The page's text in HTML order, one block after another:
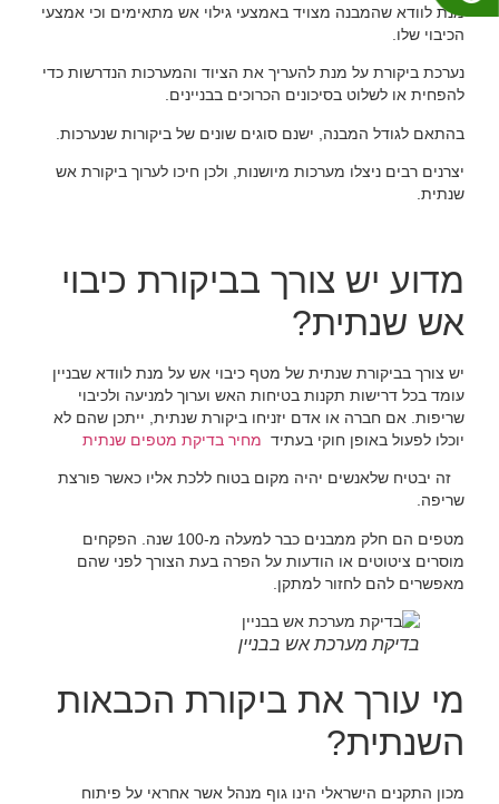
מנת לוודא שהמבנה מצויד באמצעי גילוי אש מתאימים וכי אמצעי
הכיבוי שלו.
נערכת ביקורת על מנת להעריך את הציוד והמערכות הנדרשות כדי
להפחית או לשלוט בסיכונים הכרוכים בבניינים.
בהתאם לגודל המבנה, ישנם סוגים שונים של ביקורות שנערכות.
יצרנים רבים ניצלו מערכות מיושנות, ולכן חיכו לערוך ביקורת אש
שנתית.
מדוע יש צורך בביקורת כיבוי
אש שנתית?
יש צורך בביקורת שנתית של מטף כיבוי אש על מנת לוודא שבניין
עומד בכל דרישות תקנות בטיחות האש וערוך למניעה ולכיבוי
שריפות. אם חברה או אדם יזניחו ביקורת שנתית, ייתכן שהם לא
יוכלו לפעול באופן חוקי בעתיד מחיר בדיקת מטפים שנתית
זה יבטיח שלאנשים יהיה מקום בטוח ללכת אליו כאשר פורצת
שריפה.
מטפים הם חלק ממבנים כבר למעלה מ-100 שנה. הפקחים
מוסרים ציטוטים או הודעות על הפרה בעת הצורך לפני שהם
מאפשרים להם לחזור למתקן.
בדיקת מערכת אש בבניין
מי עורך את ביקורת הכבאות
השנתית?
מכון התקנים הישראלי הינו גוף מנהל אשר אחראי על פיתוח